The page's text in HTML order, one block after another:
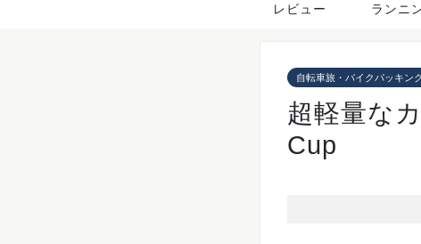
レビュー ランニ
自転車旅・バイクパッキン
超軽量な
Cup